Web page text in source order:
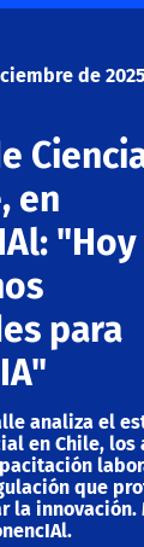
de 2025
en
para
analiza el
en Chile, los
que
la innovación.